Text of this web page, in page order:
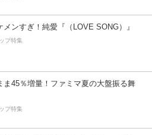
メンすぎ！純愛『（LOVE SONG）』
プ特集
ま45％増量！ファミマ夏の大盤振る舞
プ特集